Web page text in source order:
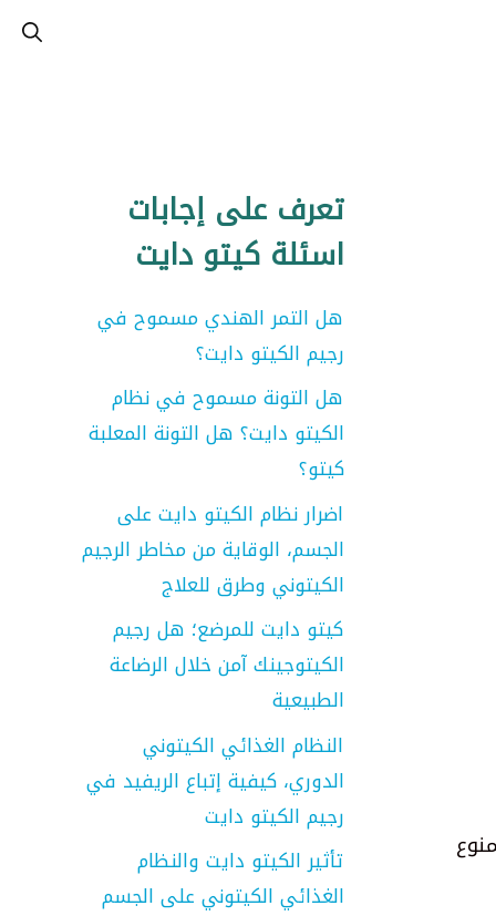
تعرف على إجابات
اسئلة كيتو دايت
هل التمر الهندي مسموح في
رجيم الكيتو دايت؟
هل التونة مسموح في نظام
الكيتو دايت؟ هل التونة المعلبة
كيتو؟
اضرار نظام الكيتو دايت على
الجسم، الوقاية من مخاطر الرجيم
الكيتوني وطرق للعلاج
كيتو دايت للمرضع؛ هل رجيم
الكيتوجينك آمن خلال الرضاعة
الطبيعية
النظام الغذائي الكيتوني
الدوري، كيفية إتباع الريفيد في
رجيم الكيتو دايت
تأثير الكيتو دايت والنظام
الغذائي الكيتوني على الجسم